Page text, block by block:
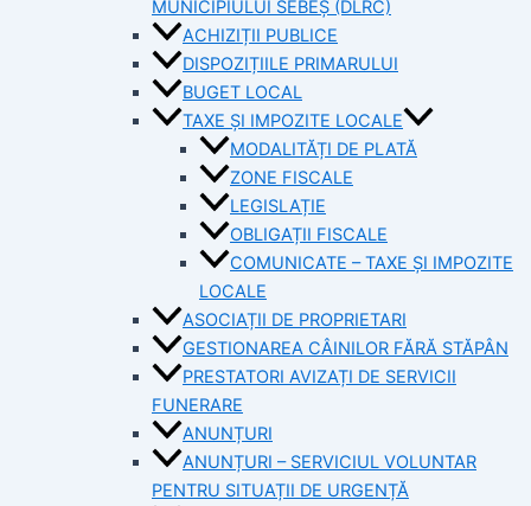
MUNICIPIULUI SEBEȘ (DLRC)
ACHIZIȚII PUBLICE
DISPOZIȚIILE PRIMARULUI
BUGET LOCAL
TAXE ȘI IMPOZITE LOCALE
MODALITĂȚI DE PLATĂ
ZONE FISCALE
LEGISLAȚIE
OBLIGAȚII FISCALE
COMUNICATE – TAXE ȘI IMPOZITE
LOCALE
ASOCIAȚII DE PROPRIETARI
GESTIONAREA CÂINILOR FĂRĂ STĂPÂN
PRESTATORI AVIZAȚI DE SERVICII
FUNERARE
ANUNȚURI
ANUNȚURI – SERVICIUL VOLUNTAR
PENTRU SITUAȚII DE URGENȚĂ